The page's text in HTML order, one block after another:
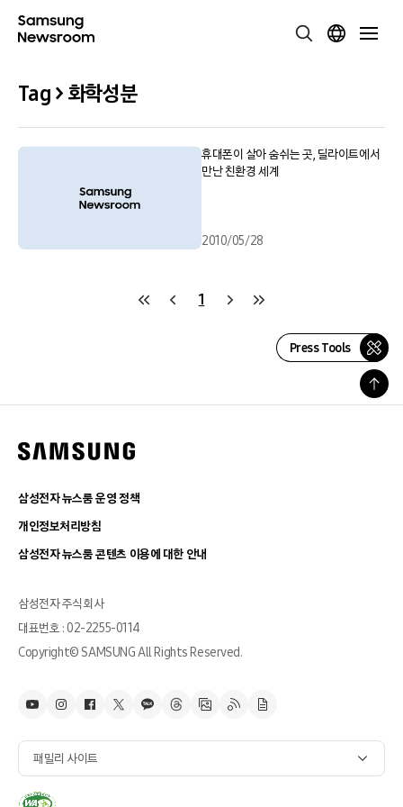
Tag > 화학성분
휴대폰이 살아 숨쉬는 곳, 딜라이트에서
만난 친환경 세계
2010/05/28
1
Press Tools
삼성전자 뉴스룸 운영 정책
개인정보처리방침
삼성전자 뉴스룸 콘텐츠 이용에 대한 안내
삼성전자 주식회사
대표번호 : 02-2255-0114
Copyright© SAMSUNG All Rights Reserved.
패밀리 사이트